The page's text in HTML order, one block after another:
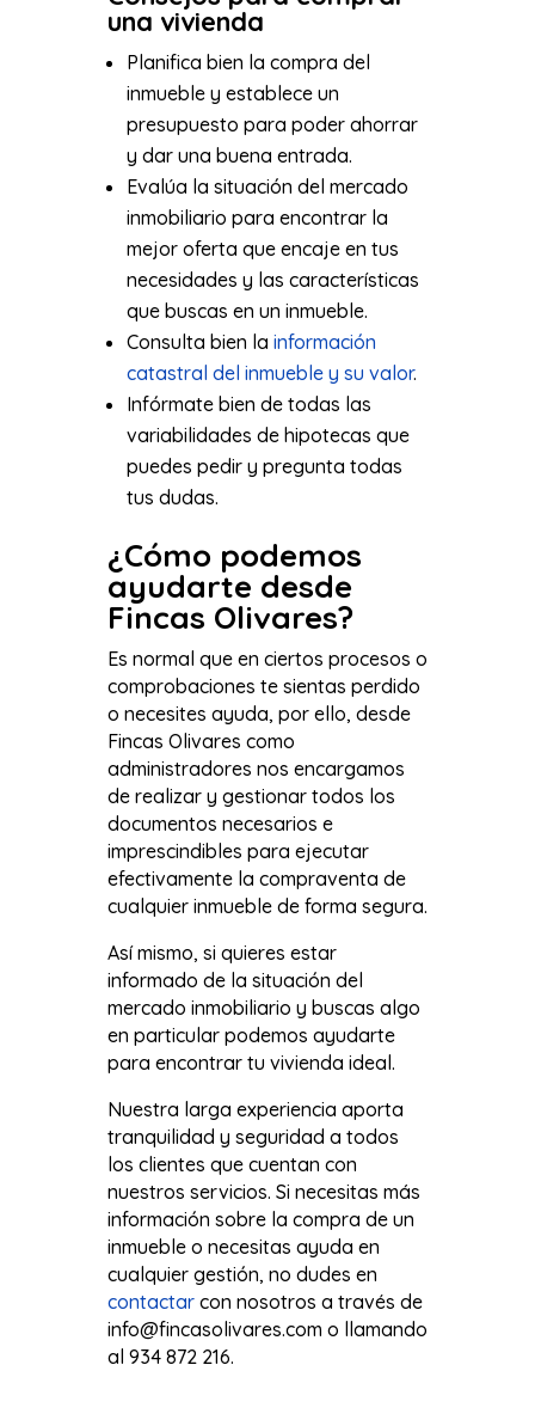
una vivienda
Planifica bien la compra del
inmueble y establece un
presupuesto para poder ahorrar
y dar una buena entrada.
Evalúa la situación del mercado
inmobiliario para encontrar la
mejor oferta que encaje en tus
necesidades y las características
que buscas en un inmueble.
Consulta bien la información
catastral del inmueble y su valor.
Infórmate bien de todas las
variabilidades de hipotecas que
puedes pedir y pregunta todas
tus dudas.
¿Cómo podemos
ayudarte desde
Fincas Olivares?
Es normal que en ciertos procesos o
comprobaciones te sientas perdido
o necesites ayuda, por ello, desde
Fincas Olivares como
administradores nos encargamos
de realizar y gestionar todos los
documentos necesarios e
imprescindibles para ejecutar
efectivamente la compraventa de
cualquier inmueble de forma segura.
Así mismo, si quieres estar
informado de la situación del
mercado inmobiliario y buscas algo
en particular podemos ayudarte
para encontrar tu vivienda ideal.
Nuestra larga experiencia aporta
tranquilidad y seguridad a todos
los clientes que cuentan con
nuestros servicios. Si necesitas más
información sobre la compra de un
inmueble o necesitas ayuda en
cualquier gestión, no dudes en
contactarcon nosotros a través de
info@fincasolivares.com o llamando
al 934 872 216.